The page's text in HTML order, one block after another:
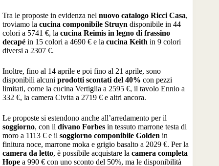
Tra le proposte in evidenza nel nuovo catalogo Ricci Casa,
troviamo la cucina componibile Struyn disponibile in 44
colori a 5741 €, la cucina Reimis in legno di frassino
decapé in 15 colori a 4690 € e la cucina Keith in 9 colori
diversi a 2307 €.
Inoltre, fino al 14 aprile e poi fino al 21 aprile, sono
disponibili alcuni prodotti scontati del 40% con pezzi
limitati, come la cucina Vertiglia a 2595 €, il tavolo Ennio a
332 €, la camera Civita a 2719 € e altri ancora.
Le proposte si estendono anche all’arredamento per il
soggiorno, con il divano Forbes in tessuto marrone testa di
moro a 1113 € e il soggiorno componibile Golden in
finitura noce, marrone moka e grigio basalto a 2029 €. Per la
camera da letto, è possibile acquistare la camera completa
Hope a 990 € con uno sconto del 50%, ma le disponibilità